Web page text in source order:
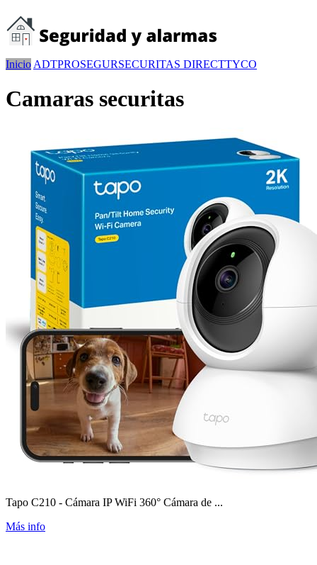
Inicio ADTPROSEGURSECURITAS DIRECTTYCO
Camaras securitas
Tapo C210 - Cámara IP WiFi 360° Cámara de ...
Más info